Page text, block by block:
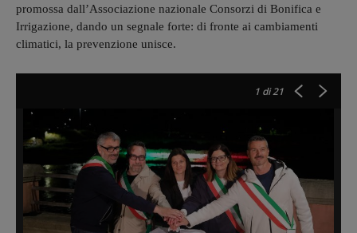
promossa dall’Associazione nazionale Consorzi di Bonifica e
Irrigazione, dando un segnale forte: di fronte ai cambiamenti
climatici, la prevenzione unisce.
1 di 21